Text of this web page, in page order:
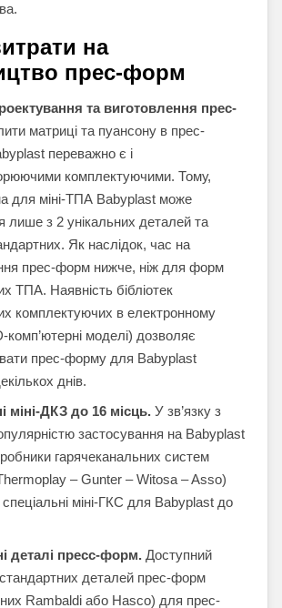
на
прес-форм
та виготовлення прес-
матриці та пуансону в прес-
переважно є і
комплектуючими. Тому,
для міні-ТПА Babyplast може
лише з 2 унікальних деталей та
Як наслідок, час на
прес-форм нижче, ніж для форм
ТПА. Наявність бібліотек
комплектуючих в електронному
комп’ютерні моделі) дозволяє
прес-форму для Babyplast
днів.
міні-ДКЗ до 16 місць. У зв’язку з
застосування на Babyplast
гарячеканальних систем
– Gunter – Witosa – Asso)
міні-ГКС для Babyplast до
деталі пресс-форм. Доступний
деталей прес-форм
Rambaldi або Hasco) для прес-